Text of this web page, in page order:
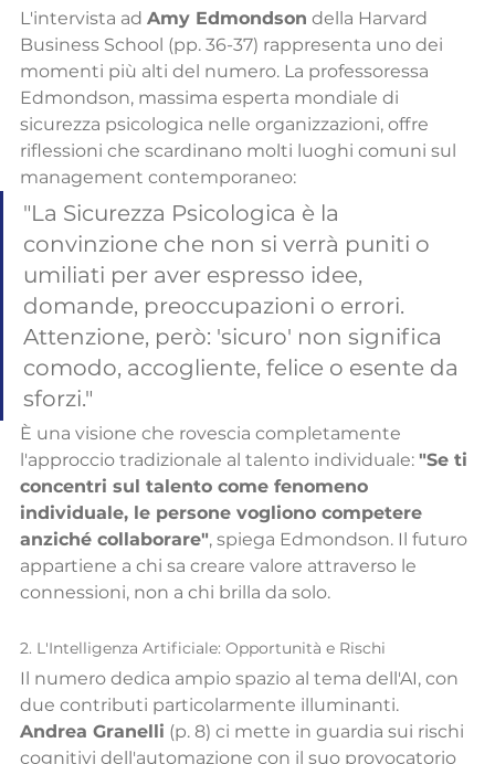
L'intervista ad Amy Edmondson della Harvard
Business School (pp. 36-37) rappresenta uno dei
momenti più alti del numero. La professoressa
Edmondson, massima esperta mondiale di
sicurezza psicologica nelle organizzazioni, offre
riflessioni che scardinano molti luoghi comuni sul
management contemporaneo:
"La Sicurezza Psicologica è la
convinzione che non si verrà puniti o
umiliati per aver espresso idee,
domande, preoccupazioni o errori.
Attenzione, però: 'sicuro' non significa
comodo, accogliente, felice o esente da
sforzi."
È una visione che rovescia completamente
l'approccio tradizionale al talento individuale: "Se ti
concentri sul talento come fenomeno
individuale, le persone vogliono competere
anziché collaborare", spiega Edmondson. Il futuro
appartiene a chi sa creare valore attraverso le
connessioni, non a chi brilla da solo.
2. L'Intelligenza Artificiale: Opportunità e Rischi
Il numero dedica ampio spazio al tema dell'AI, con
due contributi particolarmente illuminanti.
Andrea Granelli (p. 8) ci mette in guardia sui rischi
cognitivi dell'automazione con il suo provocatorio